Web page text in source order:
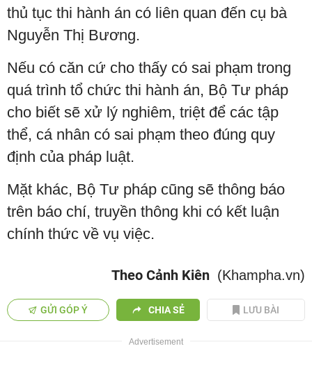
thủ tục thi hành án có liên quan đến cụ bà
Nguyễn Thị Bương.
Nếu có căn cứ cho thấy có sai phạm trong
quá trình tổ chức thi hành án, Bộ Tư pháp
cho biết sẽ xử lý nghiêm, triệt để các tập
thể, cá nhân có sai phạm theo đúng quy
định của pháp luật.
Mặt khác, Bộ Tư pháp cũng sẽ thông báo
trên báo chí, truyền thông khi có kết luận
chính thức về vụ việc.
Theo Cảnh Kiên (Khampha.vn)
GỬI GÓP Ý CHIA SẺ LƯU BÀI